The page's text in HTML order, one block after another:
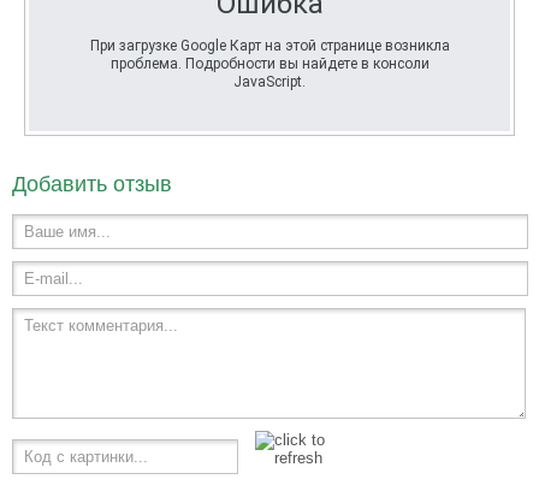
При загрузке Google Карт на этой странице возникла
проблема. Подробности вы найдете в консоли
JavaScript.
Добавить отзыв
Ваше имя...
E-mail...
Текст комментария...
Код с картинки...